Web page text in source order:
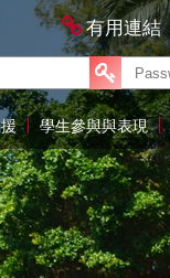
有用連結
學生參與與表現